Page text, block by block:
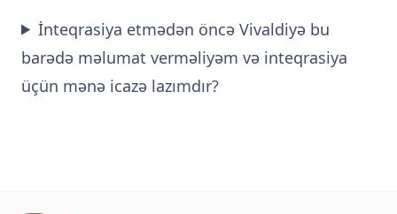
İnteqrasiya etmədən öncə Vivaldiyə bu
barədə məlumat verməliyəm və inteqrasiya
üçün mənə icazə lazımdır?